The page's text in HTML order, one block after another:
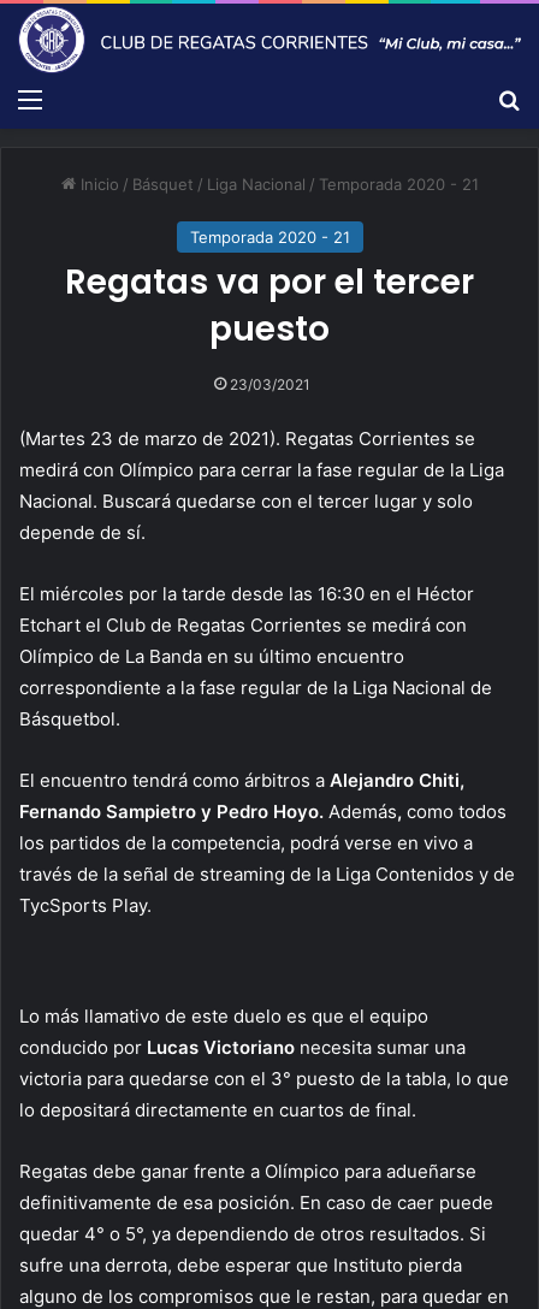
Menú
Inicio / Básquet / Liga Nacional / Temporada 2020 - 21
Temporada 2020 - 21
Regatas va por el tercer
puesto
23/03/2021
(Martes 23 de marzo de 2021). Regatas Corrientes se
medirá con Olímpico para cerrar la fase regular de la Liga
Nacional. Buscará quedarse con el tercer lugar y solo
depende de sí.
El miércoles por la tarde desde las 16:30 en el Héctor
Etchart el Club de Regatas Corrientes se medirá con
Olímpico de La Banda en su último encuentro
correspondiente a la fase regular de la Liga Nacional de
Básquetbol.
El encuentro tendrá como árbitros a Alejandro Chiti,
Fernando Sampietro y Pedro Hoyo. Además, como todos
los partidos de la competencia, podrá verse en vivo a
través de la señal de streaming de la Liga Contenidos y de
TycSports Play.
Lo más llamativo de este duelo es que el equipo
conducido por Lucas Victoriano necesita sumar una
victoria para quedarse con el 3° puesto de la tabla, lo que
lo depositará directamente en cuartos de final.
Regatas debe ganar frente a Olímpico para adueñarse
definitivamente de esa posición. En caso de caer puede
quedar 4° o 5°, ya dependiendo de otros resultados. Si
sufre una derrota, debe esperar que Instituto pierda
alguno de los compromisos que le restan, para quedar en